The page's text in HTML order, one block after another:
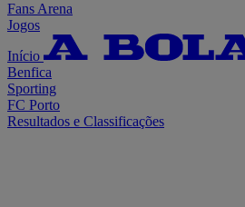
Fans Arena
Jogos
Início
Benfica
Sporting
FC Porto
Resultados e Classificações